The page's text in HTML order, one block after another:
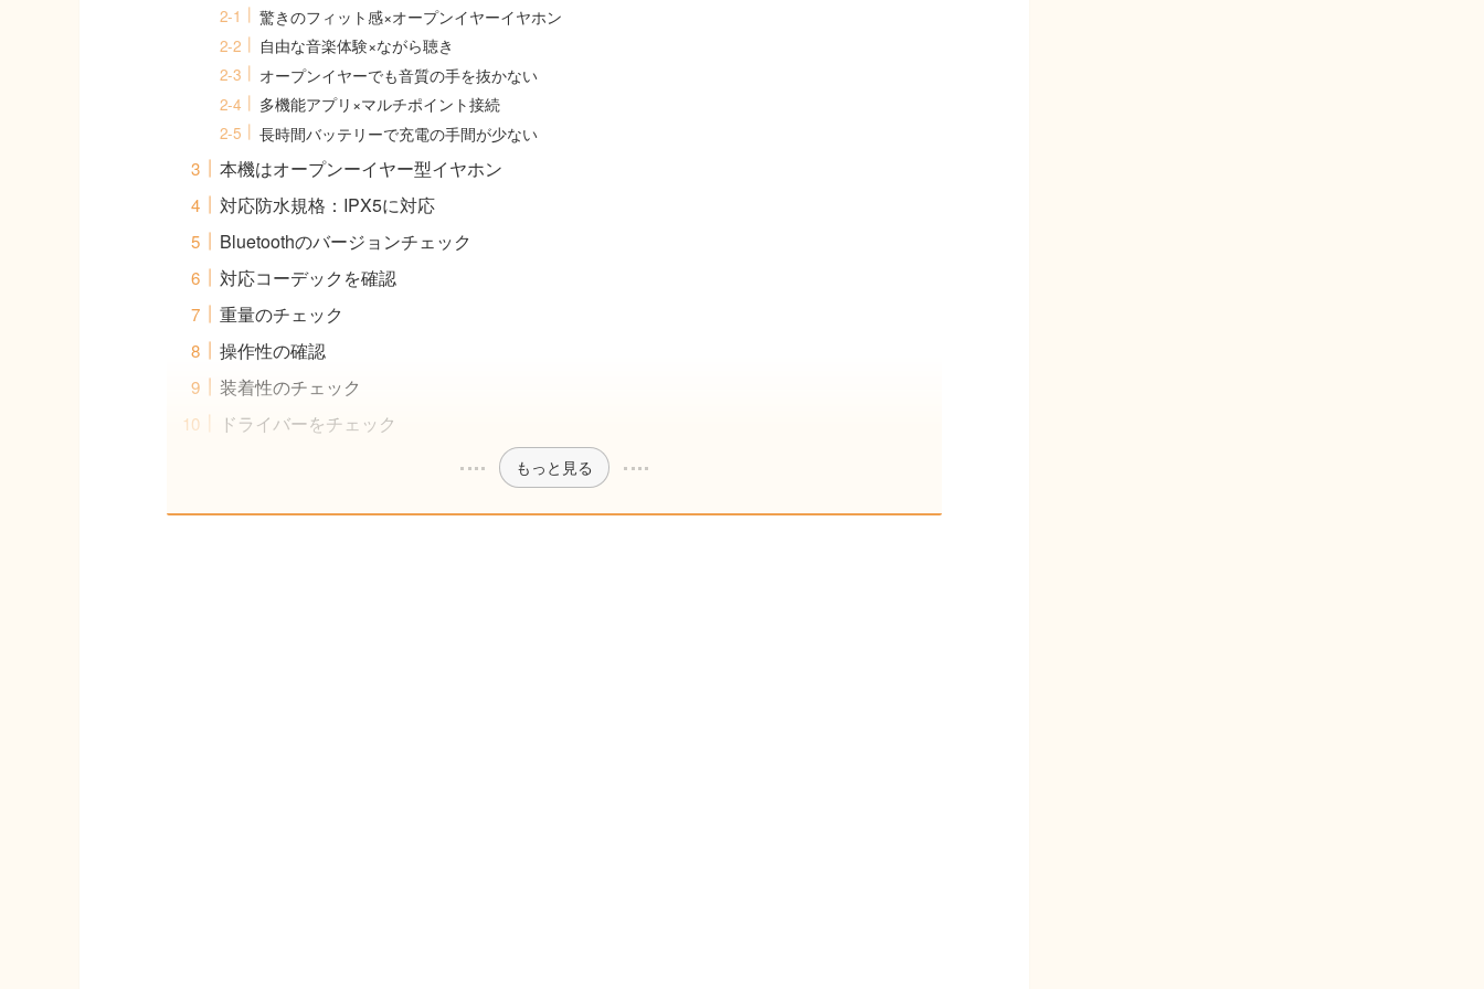
驚きのフィット感×オープンイヤーイヤホン
自由な音楽体験×ながら聴き
オープンイヤーでも音質の手を抜かない
多機能アプリ×マルチポイント接続
長時間バッテリーで充電の手間が少ない
本機はオープンーイヤー型イヤホン
対応防水規格：IPX5に対応
Bluetoothのバージョンチェック
対応コーデックを確認
重量のチェック
操作性の確認
装着性のチェック
ドライバーをチェック
もっと見る